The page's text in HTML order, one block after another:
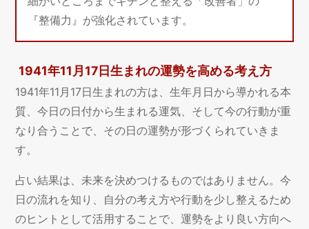
『整備力』が強化されています。
1941年11月17日生まれの運勢を高める考え方
1941年11月17日生まれの方は、生年月日から導かれる本
質、今日の日付から生まれる運気、そして今の行動が重
なり合うことで、その日の運勢が形づくられていきま
す。
占い結果は、未来を決めつけるものではありません。今
日の流れを知り、自分の考え方や行動を少し整えるため
のヒントとして活用することで、運勢をより良い方向へ